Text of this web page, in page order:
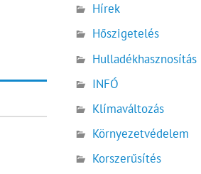
Hírek
Hőszigetelés
Hulladékhasznosítás
INFÓ
Klímaváltozás
Környezetvédelem
Korszerűsítés